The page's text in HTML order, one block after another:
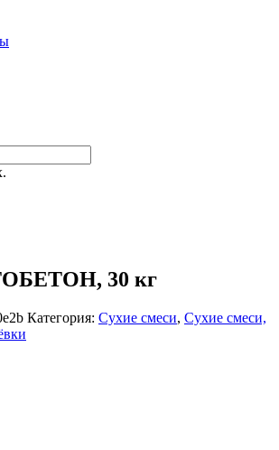
30 кг
Категория: Сухие смеси, Сухие смеси,